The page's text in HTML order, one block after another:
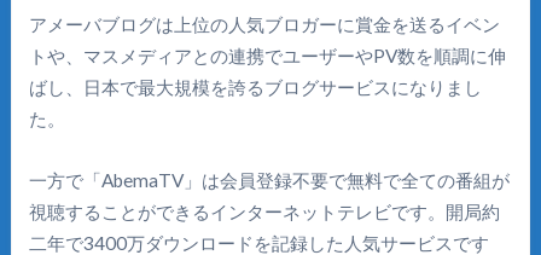
アメーバブログは上位の人気ブロガーに賞金を送るイベン
トや、マスメディアとの連携でユーザーやPV数を順調に伸
ばし、日本で最大規模を誇るブログサービスになりまし
た。
一方で「AbemaTV」は会員登録不要で無料で全ての番組が
視聴することができるインターネットテレビです。開局約
二年で3400万ダウンロードを記録した人気サービスです